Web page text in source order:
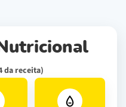
da receita)